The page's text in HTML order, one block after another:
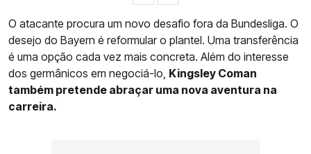
O atacante procura um novo desafio fora da Bundesliga. O
desejo do Bayern é reformular o plantel. Uma transferência
é uma opção cada vez mais concreta. Além do interesse
dos germânicos em negociá-lo, Kingsley Coman
também pretende abraçar uma nova aventura na
carreira.